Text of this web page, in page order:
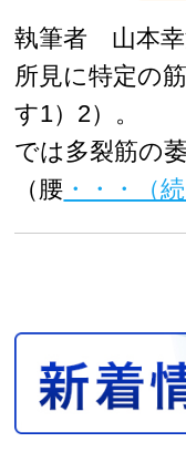
執筆者 山本
所見に特定の
す1）2）。
では多裂筋の
（腰 ・・・（